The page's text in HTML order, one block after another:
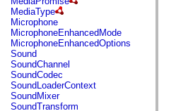
flash.errors
flash.events
flash.external
flash.filesystem
flash.filters
flash.geom
flash.globalization
flash.html
flash.media
flash.net
MediaType
Microphone
MicrophoneEnhancedMode
MicrophoneEnhancedOptions
Sound
SoundChannel
SoundCodec
SoundLoaderContext
SoundMixer
SoundTransform